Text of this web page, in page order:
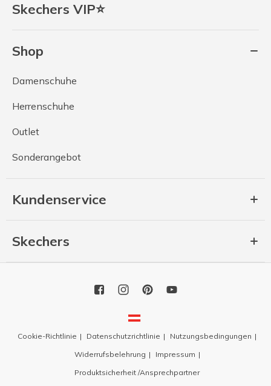
Skechers VIP⭐
Shop
Damenschuhe
Herrenschuhe
Outlet
Sonderangebot
Kundenservice
Skechers
Cookie-Richtlinie Datenschutzrichtlinie
Nutzungsbedingungen
Widerrufsbelehrung
Impressum
Produktsicherheit /Ansprechpartner